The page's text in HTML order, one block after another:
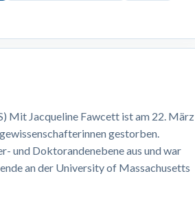
Mit Jacqueline Fawcett ist am 22. März
gestorben.
und Doktorandenebene aus und war
an der University of Massachusetts